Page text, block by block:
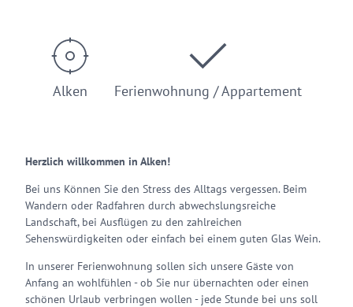
Alken Ferienwohnung / Appartement
Herzlich willkommen in Alken!
Bei uns Können Sie den Stress des Alltags vergessen. Beim
Wandern oder Radfahren durch abwechslungsreiche
Landschaft, bei Ausflügen zu den zahlreichen
Sehenswürdigkeiten oder einfach bei einem guten Glas Wein.
In unserer Ferienwohnung sollen sich unsere Gäste von
Anfang an wohlfühlen - ob Sie nur übernachten oder einen
schönen Urlaub verbringen wollen - jede Stunde bei uns soll